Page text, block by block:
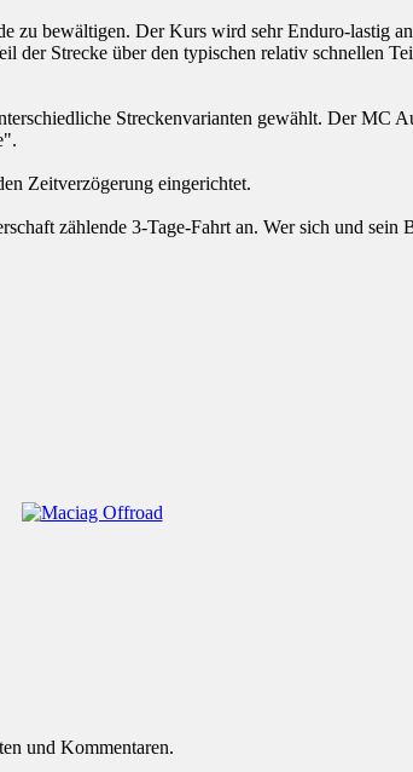
zu bewältigen. Der Kurs wird sehr Enduro-lastig
Strecke über den typischen relativ schnellen
Streckenvarianten gewählt. Der MC
Zeitverzögerung eingerichtet.
zählende 3-Tage-Fahrt an. Wer sich und
und Kommentaren.